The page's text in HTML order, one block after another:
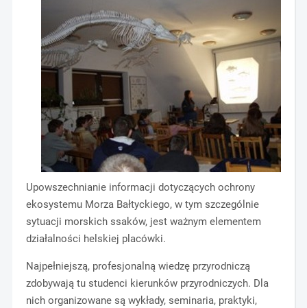
Upowszechnianie informacji dotyczących ochrony
ekosystemu Morza Bałtyckiego, w tym szczególnie
sytuacji morskich ssaków, jest ważnym elementem
działalności helskiej placówki.
Najpełniejszą, profesjonalną wiedzę przyrodniczą
zdobywają tu studenci kierunków przyrodniczych. Dla
nich organizowane są wykłady, seminaria, praktyki,